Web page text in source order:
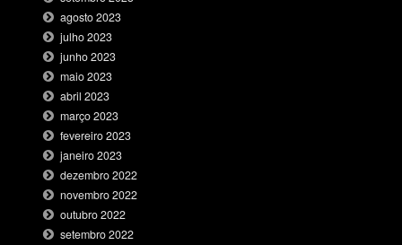
agosto 2023
julho 2023
junho 2023
maio 2023
abril 2023
março 2023
fevereiro 2023
janeiro 2023
dezembro 2022
novembro 2022
outubro 2022
setembro 2022